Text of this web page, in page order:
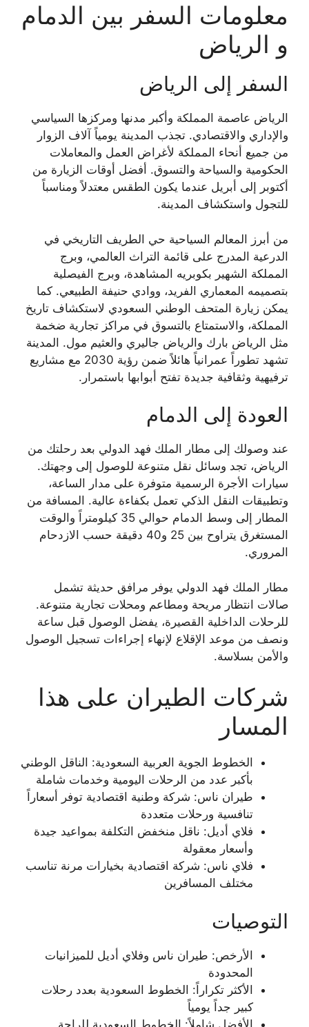
معلومات السفر بين الدمام
و الرياض
السفر إلى الرياض
الرياض عاصمة المملكة وأكبر مدنها ومركزها السياسي
والإداري والاقتصادي. تجذب المدينة يومياً آلاف الزوار
من جميع أنحاء المملكة لأغراض العمل والمعاملات
الحكومية والسياحة والتسوق. أفضل أوقات الزيارة من
أكتوبر إلى أبريل عندما يكون الطقس معتدلاً ومناسباً
للتجول واستكشاف المدينة.
من أبرز المعالم السياحية حي الطريف التاريخي في
الدرعية المدرج على قائمة التراث العالمي، وبرج
المملكة الشهير بكوبريه المشاهدة، وبرج الفيصلية
بتصميمه المعماري الفريد، ووادي حنيفة الطبيعي. كما
يمكن زيارة المتحف الوطني السعودي لاستكشاف تاريخ
المملكة، والاستمتاع بالتسوق في مراكز تجارية ضخمة
مثل الرياض بارك والرياض جاليري والعثيم مول. المدينة
تشهد تطوراً عمرانياً هائلاً ضمن رؤية 2030 مع مشاريع
ترفيهية وثقافية جديدة تفتح أبوابها باستمرار.
العودة إلى الدمام
عند وصولك إلى مطار الملك فهد الدولي بعد رحلتك من
الرياض، تجد وسائل نقل متنوعة للوصول إلى وجهتك.
سيارات الأجرة الرسمية متوفرة على مدار الساعة،
وتطبيقات النقل الذكي تعمل بكفاءة عالية. المسافة من
المطار إلى وسط الدمام حوالي 35 كيلومتراً والوقت
المستغرق يتراوح بين 25 و40 دقيقة حسب الازدحام
المروري.
مطار الملك فهد الدولي يوفر مرافق حديثة تشمل
صالات انتظار مريحة ومطاعم ومحلات تجارية متنوعة.
للرحلات الداخلية القصيرة، يفضل الوصول قبل ساعة
ونصف من موعد الإقلاع لإنهاء إجراءات تسجيل الوصول
والأمن بسلاسة.
شركات الطيران على هذا
المسار
الخطوط الجوية العربية السعودية: الناقل الوطني
بأكبر عدد من الرحلات اليومية وخدمات شاملة
طيران ناس: شركة وطنية اقتصادية توفر أسعاراً
تنافسية ورحلات متعددة
فلاي أديل: ناقل منخفض التكلفة بمواعيد جيدة
وأسعار معقولة
فلاي ناس: شركة اقتصادية بخيارات مرنة تناسب
مختلف المسافرين
التوصيات
الأرخص: طيران ناس وفلاي أديل للميزانيات
المحدودة
الأكثر تكراراً: الخطوط السعودية بعدد رحلات
كبير جداً يومياً
الأفضل شاملاً: الخطوط السعودية للراحة